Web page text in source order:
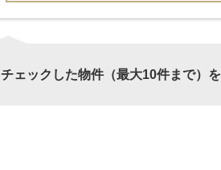
チェックした物件（最大10件まで）を